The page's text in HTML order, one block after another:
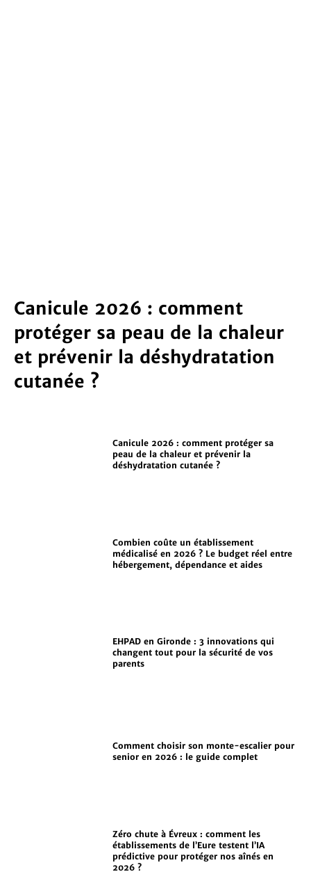
Canicule 2026 : comment
protéger sa peau de la chaleur
et prévenir la déshydratation
cutanée ?
Canicule 2026 : comment protéger sa
peau de la chaleur et prévenir la
déshydratation cutanée ?
Combien coûte un établissement
médicalisé en 2026 ? Le budget réel entre
hébergement, dépendance et aides
EHPAD en Gironde : 3 innovations qui
changent tout pour la sécurité de vos
parents
Comment choisir son monte-escalier pour
senior en 2026 : le guide complet
Zéro chute à Évreux : comment les
établissements de l’Eure testent l’IA
prédictive pour protéger nos aînés en
2026 ?